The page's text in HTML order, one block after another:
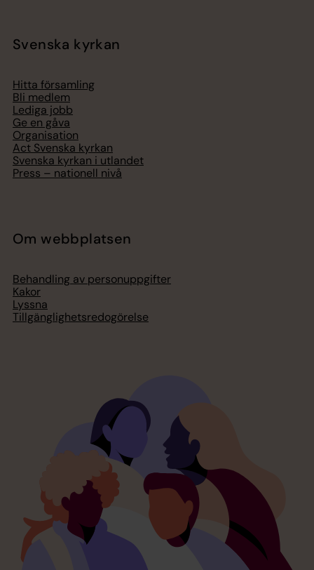
Svenska kyrkan
Hitta församling
Bli medlem
Lediga jobb
Ge en gåva
Organisation
Act Svenska kyrkan
Svenska kyrkan i utlandet
Press – nationell nivå
Om webbplatsen
Behandling av personuppgifter
Kakor
Lyssna
Tillgänglighetsredogörelse